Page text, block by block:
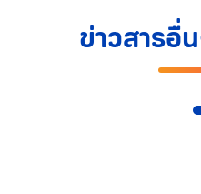
ข่าวสารอื่